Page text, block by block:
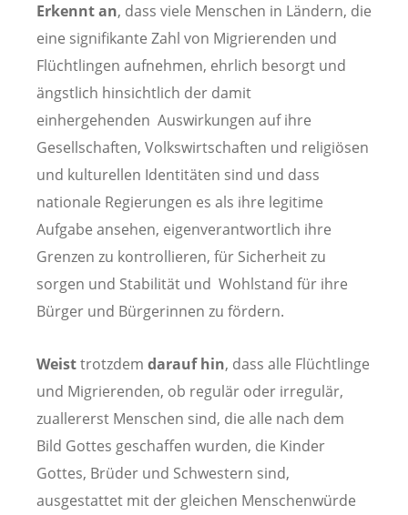
Erkennt an, dass viele Menschen in Ländern, die
eine signifikante Zahl von Migrierenden und
Flüchtlingen aufnehmen, ehrlich besorgt und
ängstlich hinsichtlich der damit
einhergehenden Auswirkungen auf ihre
Gesellschaften, Volkswirtschaften und religiösen
und kulturellen Identitäten sind und dass
nationale Regierungen es als ihre legitime
Aufgabe ansehen, eigenverantwortlich ihre
Grenzen zu kontrollieren, für Sicherheit zu
sorgen und Stabilität und Wohlstand für ihre
Bürger und Bürgerinnen zu fördern.
Weisttrotzdem darauf hin, dass alle Flüchtlinge
und Migrierenden, ob regulär oder irregulär,
zuallererst Menschen sind, die alle nach dem
Bild Gottes geschaffen wurden, die Kinder
Gottes, Brüder und Schwestern sind,
ausgestattet mit der gleichen Menschenwürde